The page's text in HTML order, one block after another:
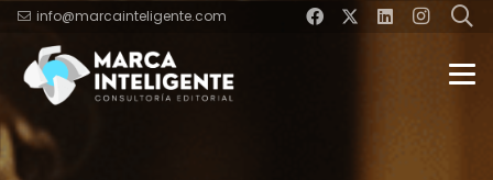
info@marcainteligente.com